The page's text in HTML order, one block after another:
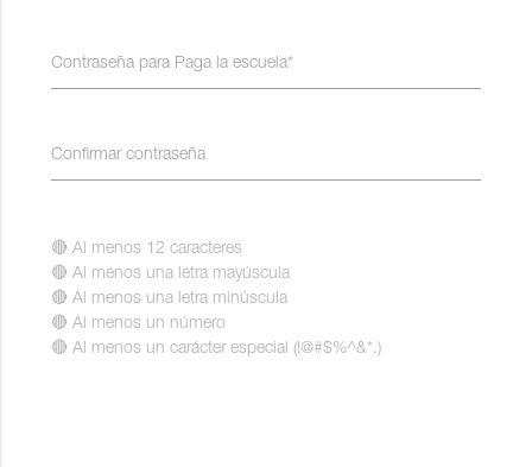
Contraseña para Paga la escuela*
Confirmar contraseña
🔴 Al menos 12 caracteres
🔴 Al menos una letra mayúscula
🔴 Al menos una letra minúscula
🔴 Al menos un número
🔴 Al menos un carácter especial (!@#$%^&*.)